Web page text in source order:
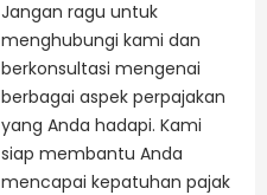
Jangan ragu untuk
menghubungi kami dan
berkonsultasi mengenai
berbagai aspek perpajakan
yang Anda hadapi. Kami
siap membantu Anda
mencapai kepatuhan pajak